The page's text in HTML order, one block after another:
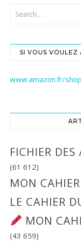
SI VOUS VOULEZ
www.amazon.fr/
FICHIER
(61 612)
MON
LE CAHIER
MON
(43 659)